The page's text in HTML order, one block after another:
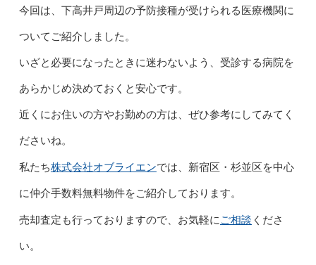
今回は、下高井戸周辺の予防接種が受けられる医療機関に
ついてご紹介しました。
いざと必要になったときに迷わないよう、受診する病院を
あらかじめ決めておくと安心です。
近くにお住いの方やお勤めの方は、ぜひ参考にしてみてく
ださいね。
私たち株式会社オブライエンでは、新宿区・杉並区を中心
に仲介手数料無料物件をご紹介しております。
売却査定も行っておりますので、お気軽に ご相談 くださ
い。